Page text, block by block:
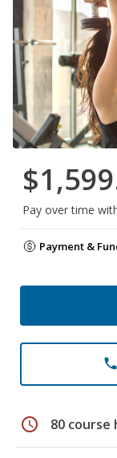
Pay over time
Payment &
phone
schedule 80 course